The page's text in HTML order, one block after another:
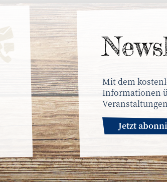
Mit dem
Informationen
Jetzt